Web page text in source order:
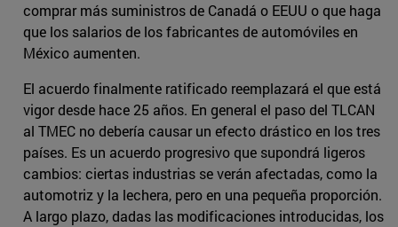
comprar más suministros de Canadá o EEUU o que haga
que los salarios de los fabricantes de automóviles en
México aumenten.
El acuerdo finalmente ratificado reemplazará el que está
vigor desde hace 25 años. En general el paso del TLCAN
al TMEC no debería causar un efecto drástico en los tres
países. Es un acuerdo progresivo que supondrá ligeros
cambios: ciertas industrias se verán afectadas, como la
automotriz y la lechera, pero en una pequeña proporción.
A largo plazo, dadas las modificaciones introducidas, los